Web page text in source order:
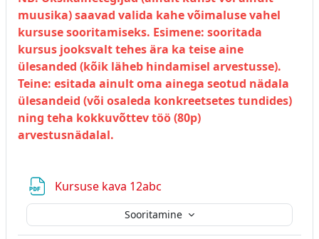
muusika) saavad valida kahe võimaluse vahel
kursuse sooritamiseks. Esimene: sooritada
kursus jooksvalt tehes ära ka teise aine
ülesanded (kõik läheb hindamisel arvestusse).
Teine: esitada ainult oma ainega seotud nädala
ülesandeid (või osaleda konkreetsetes tundides)
ning teha kokkuvõttev töö (80p)
arvestusnädalal.
Kursuse kava 12abc
Sooritamine